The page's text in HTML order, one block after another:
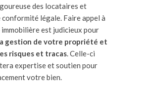
des locataires et
légale. Faire appel à
immobilière est judicieux pour
gestion de votre propriété et
risques et tracas . Celle-ci
expertise et soutien pour
votre bien.